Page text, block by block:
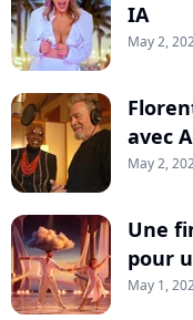
IA
May 2,
avec
May 2,
Une
pour
May 1,